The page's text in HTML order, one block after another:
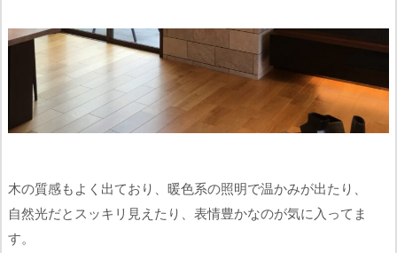
木の質感もよく出ており、暖色系の照明で温かみが出たり、
自然光だとスッキリ見えたり、表情豊かなのが気に入ってま
す。